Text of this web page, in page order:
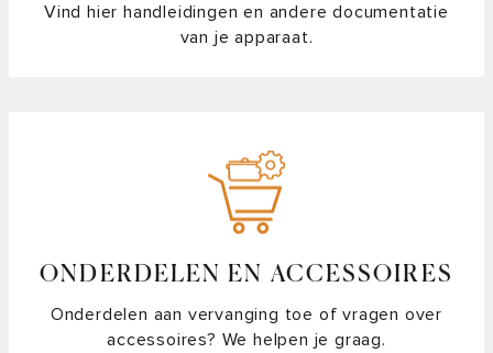
Vind hier handleidingen en andere documentatie
van je apparaat.
ONDERDELEN EN ACCESSOIRES
Onderdelen aan vervanging toe of vragen over
accessoires? We helpen je graag.